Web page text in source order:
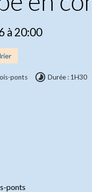
à 20:00
ponts Durée : 1H30
ponts